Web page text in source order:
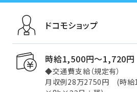
ドコモショップ
時給1,500円〜1,720円
◆交通費支給（規定有）
月収例28万2750円 (時給